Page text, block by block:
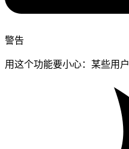
警告
用这个功能要小心：某些用